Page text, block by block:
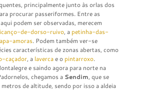
principalmente junto às orlas dos
procurar passeriformes. Entre as
podem ser observadas, merecem
de-dorso-ruivo, a petinha-das-
amoras. Podem também ver-se
características de zonas abertas, como
caçador, a lavercae o pintarroxo.
e saindo agora para norte na
chegamos a Sendim, que se
de altitude, sendo por isso a aldeia